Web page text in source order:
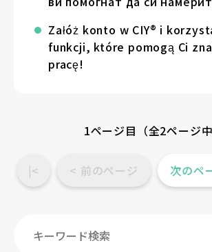
Załóż konto w CIY® i
funkcji, które pomogą Ci
pracę!
1ページ目（全2ページ中
|< < 前のページ 次のペ